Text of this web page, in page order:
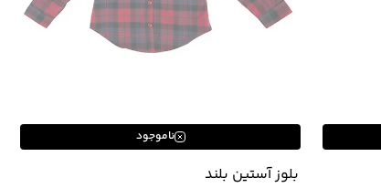
ناموجود
بلوز آستین بلند